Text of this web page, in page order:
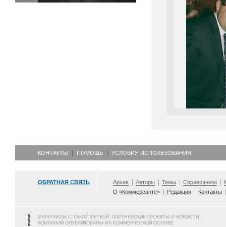
КОНТАКТЫ ПОМОЩЬ УСЛОВИЯ ИСПОЛЬЗОВАНИЯ
ОБРАТНАЯ СВЯЗЬ Архив Авторы Темы Справочники
О «Коммерсанте»
Редакция Контакты
МАТЕРИАЛЫ С ТАКОЙ МЕТКОЙ, ПАРТНЕРСКИЕ ПРОЕКТЫ И НОВОСТИ
КОМПАНИЙ ОПУБЛИКОВАНЫ НА КОММЕРЧЕСКОЙ ОСНОВЕ